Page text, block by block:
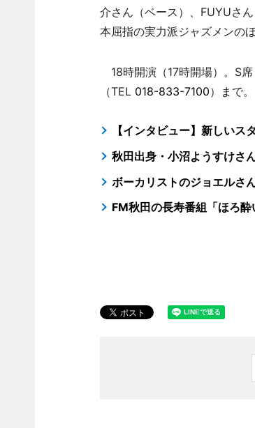
介さん（ベース）、FUYUさ
本屈指の実力派ジャズメンの
18時開演（17時開場）。S
（TEL 018-833-7100）まで。
【インタビュー】新しいス
秋田出身・小沼ようすけさ
ボーカリストのジョエルさ
FM秋田の長寿番組「ほろ酔